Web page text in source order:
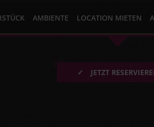
AMBIENTE LOCATION MIETEN
✓ JETZT